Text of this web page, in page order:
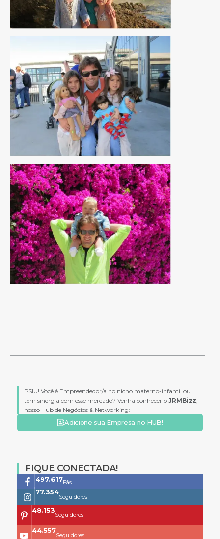
PSIU! Você é Empreendedor/a no nicho materno-infantil ou
tem sinergia com esse mercado? Venha conhecer o JRMBizz,
nosso Hub de Negócios & Networking:
Adicione sua Empresa no HUB!
FIQUE CONECTADA!
761.659Fãs
118.399
Seguidores
73.704
Seguidores
68.200
Seguidores